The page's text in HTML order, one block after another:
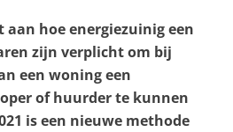
aan hoe energiezuinig een
zijn verplicht om bij
een woning een
of huurder te kunnen
is een nieuwe methode